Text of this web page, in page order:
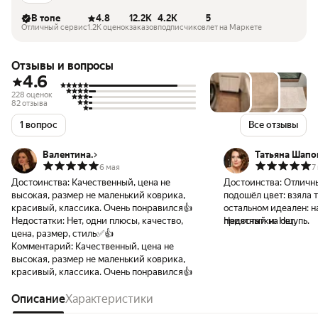
В топе
Отличный сервис
4.8
1.2K оценок
12.2K
заказов
4.2K
подписчиков
5
лет на Маркете
Отзывы и вопросы
4.6
228 оценок
82 отзыва
1 вопрос Все отзывы
Валентина.
6 мая
Достоинства: Качественный, цена не
высокая, размер не маленький коврика,
красивый, классика. Очень понравился👍
Недостатки: Нет, одни плюсы, качество,
цена, размер, стиль✅👍
Комментарий: Качественный, цена не
высокая, размер не маленький коврика,
красивый, классика. Очень понравился👍
Татьяна
7
Достоинства: Отличный.
подошёл цвет: взяла
остальном идеален:
приятный на ощупь.
Недостатки: Нет.
ОписаниеХарактеристики